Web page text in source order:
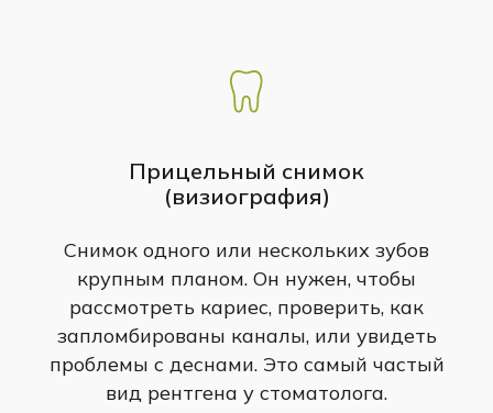
Прицельный снимок
(визиография)
Снимок одного или нескольких зубов
крупным планом. Он нужен, чтобы
рассмотреть кариес, проверить, как
запломбированы каналы, или увидеть
проблемы с деснами. Это самый частый
вид рентгена у стоматолога.